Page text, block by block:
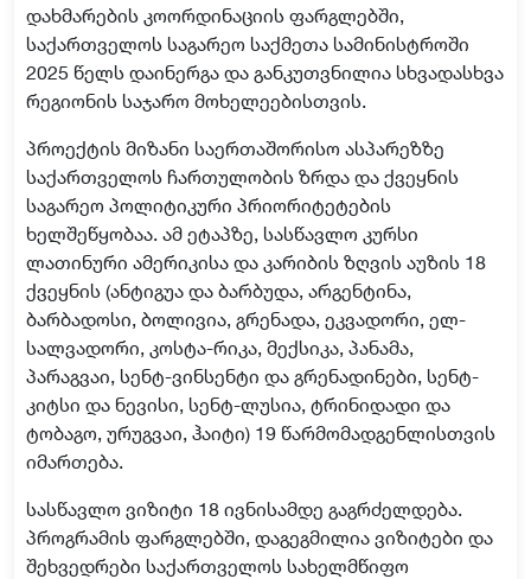
დახმარების კოორდინაციის ფარგლებში,
საქართველოს საგარეო საქმეთა სამინისტროში
2025 წელს დაინერგა და განკუთვნილია სხვადასხვა
რეგიონის საჯარო მოხელეებისთვის.
პროექტის მიზანი საერთაშორისო ასპარეზზე
საქართველოს ჩართულობის ზრდა და ქვეყნის
საგარეო პოლიტიკური პრიორიტეტების
ხელშეწყობაა. ამ ეტაპზე, სასწავლო კურსი
ლათინური ამერიკისა და კარიბის ზღვის აუზის 18
ქვეყნის (ანტიგუა და ბარბუდა, არგენტინა,
ბარბადოსი, ბოლივია, გრენადა, ეკვადორი, ელ-
სალვადორი, კოსტა-რიკა, მექსიკა, პანამა,
პარაგვაი, სენტ-ვინსენტი და გრენადინები, სენტ-
კიტსი და ნევისი, სენტ-ლუსია, ტრინიდადი და
ტობაგო, ურუგვაი, ჰაიტი) 19 წარმომადგენლისთვის
იმართება.
სასწავლო ვიზიტი 18 ივნისამდე გაგრძელდება.
პროგრამის ფარგლებში, დაგეგმილია ვიზიტები და
შეხვედრები საქართველოს სახელმწიფო